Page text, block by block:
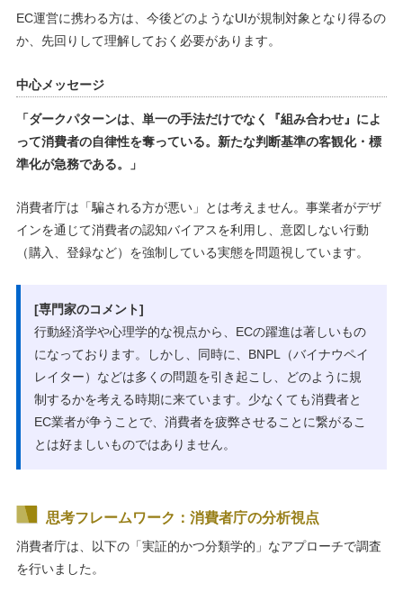
EC運営に携わる方は、今後どのようなUIが規制対象となり得るの
か、先回りして理解しておく必要があります。
中心メッセージ
「ダークパターンは、単一の手法だけでなく『組み合わせ』によ
って消費者の自律性を奪っている。新たな判断基準の客観化・標
準化が急務である。」
消費者庁は「騙される方が悪い」とは考えません。事業者がデザ
インを通じて消費者の認知バイアスを利用し、意図しない行動
（購入、登録など）を強制している実態を問題視しています。
[専門家のコメント]
行動経済学や心理学的な視点から、ECの躍進は著しいもの
になっております。しかし、同時に、BNPL（バイナウペイ
レイター）などは多くの問題を引き起こし、どのように規
制するかを考える時期に来ています。少なくても消費者と
EC業者が争うことで、消費者を疲弊させることに繋がるこ
とは好ましいものではありません。
思考フレームワーク：消費者庁の分析視点
消費者庁は、以下の「実証的かつ分類学的」なアプローチで調査
を行いました。